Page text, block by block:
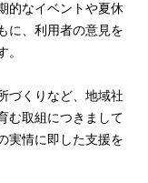
的なイベントや夏休
に、利用者の意見を
。
づくりなど、地域社
む取組につきまして
実情に即した支援を